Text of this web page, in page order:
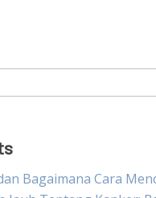
Bagaimana Cara